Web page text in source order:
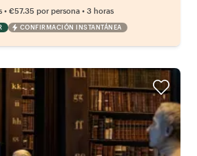
• €57.35 por persona • 3 horas
CONFIRMACIÓN INSTANTÁNEA